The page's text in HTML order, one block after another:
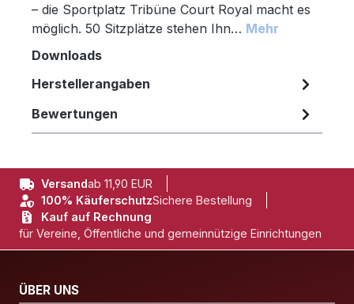
– die Sportplatz Tribüne Court Royal macht es
möglich. 50 Sitzplätze stehen Ihn… Mehr
Downloads
Herstellerangaben
Bewertungen
Versandab 11,90 EUR
100% KäuferschutzSichere Bestellung
Kauf auf Rechnung
für Vereine, Öffentliche und gemeinnützige Einrichtungen
ÜBER UNS